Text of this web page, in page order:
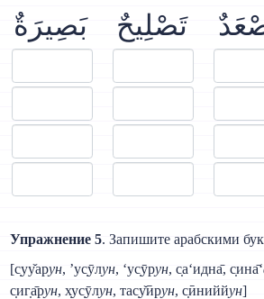
بَصِيرَةٌ
تَصْلِيحٌ
Упражнение 5. Запишите арабскими
[с̣уу̌арун, ’ус̣ӯлун, ‘ус̣ӯрун, с̣а‘идна̄, с̣ина̄‘
с̣иг̣а̄рун, х̣ус̣ӯлун, тас̣у̌ӣрун, с̣ӣниййун]